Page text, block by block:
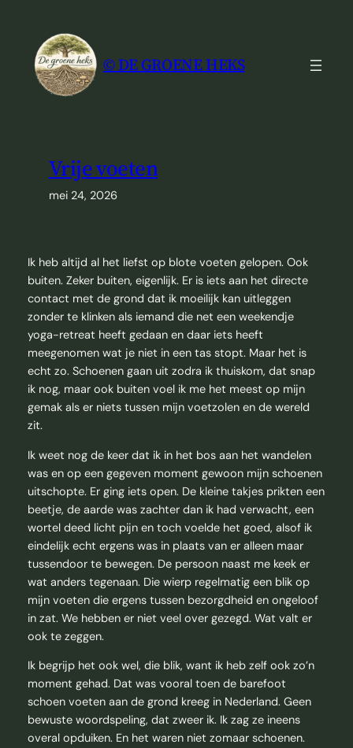
inhoud
© DE GROENE HEKS
Vrije voeten
mei 24, 2026
Ik heb altijd al het liefst op blote voeten gelopen. Ook
buiten. Zeker buiten, eigenlijk. Er is iets aan het directe
contact met de grond dat ik moeilijk kan uitleggen
zonder te klinken als iemand die net een weekendje
yoga-retreat heeft gedaan en daar iets heeft
meegenomen wat je niet in een tas stopt. Maar het is
echt zo. Schoenen gaan uit zodra ik thuiskom, dat snap
ik nog, maar ook buiten voel ik me het meest op mijn
gemak als er niets tussen mijn voetzolen en de wereld
zit.
Ik weet nog de keer dat ik in het bos aan het wandelen
was en op een gegeven moment gewoon mijn schoenen
uitschopte. Er ging iets open. De kleine takjes prikten een
beetje, de aarde was zachter dan ik had verwacht, een
wortel deed licht pijn en toch voelde het goed, alsof ik
eindelijk echt ergens was in plaats van er alleen maar
tussendoor te bewegen. De persoon naast me keek er
wat anders tegenaan. Die wierp regelmatig een blik op
mijn voeten die ergens tussen bezorgdheid en ongeloof
in zat. We hebben er niet veel over gezegd. Wat valt er
ook te zeggen.
Ik begrijp het ook wel, die blik, want ik heb zelf ook zo’n
moment gehad. Dat was vooral toen de barefoot
schoen voeten aan de grond kreeg in Nederland. Geen
bewuste woordspeling, dat zweer ik. Ik zag ze ineens
overal opduiken. En het waren niet zomaar schoenen.